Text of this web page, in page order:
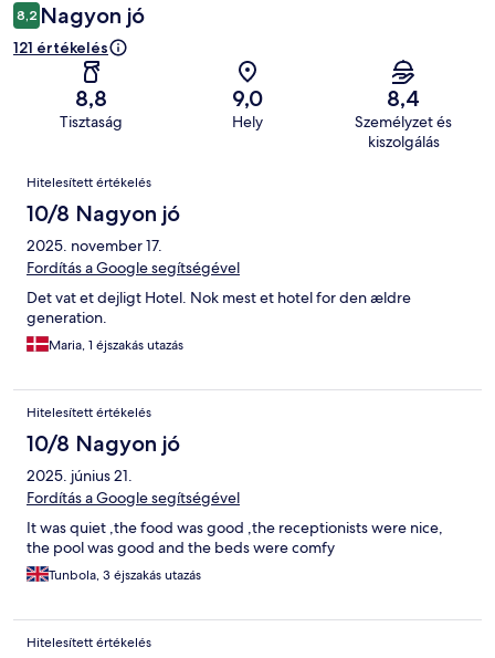
8,2 Nagyon jó
121 értékelés
8,8
Tisztaság
9,0
Hely
8,4
Személyzet és
kiszolgálás
Értékelések
Hitelesített értékelés
10/8 Nagyon jó
2025. november 17.
Fordítás a Google segítségével
Det vat et dejligt Hotel. Nok mest et hotel for den ældre
generation.
Maria, 1 éjszakás utazás
Hitelesített értékelés
10/8 Nagyon jó
2025. június 21.
Fordítás a Google segítségével
It was quiet ,the food was good ,the receptionists were nice,
the pool was good and the beds were comfy
Tunbola, 3 éjszakás utazás
Hitelesített értékelés